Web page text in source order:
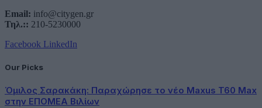
Email: info@citygen.gr
Τηλ.:: 210-5230000
Facebook LinkedIn
Our Picks
Όμιλος Σαρακάκη: Παραχώρησε το νέο Maxus T60 Max
στην ΕΠΟΜΕΑ Βιλίων